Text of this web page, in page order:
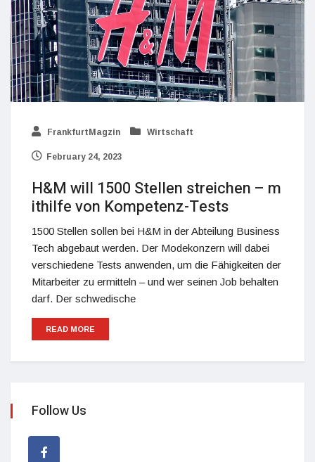
FrankfurtMagzin Wirtschaft
February 24, 2023
H&M will 1500 Stellen streichen – m
ithilfe von Kompetenz-Tests
1500 Stellen sollen bei H&M in der Abteilung Business
Tech abgebaut werden. Der Modekonzern will dabei
verschiedene Tests anwenden, um die Fähigkeiten der
Mitarbeiter zu ermitteln – und wer seinen Job behalten
darf. Der schwedische
READ MORE
Follow Us